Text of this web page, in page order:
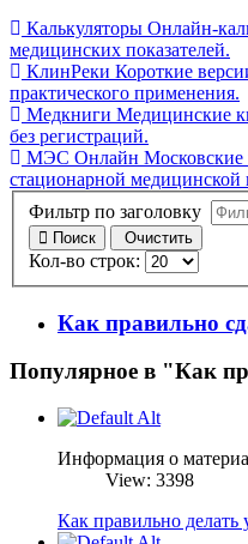
Калькуляторы Онлайн-
медицинских показателей.
КлинРеки Короткие
практического применения.
Медкниги Медицинские
без регистраций.
МЭС Онлайн Московские
стационарной
Фильтр по заголовку
Поиск Очистить
Кол-во строк:
Как правильно
Популярное в "Как
Информация о
View: 3398
Как правильно